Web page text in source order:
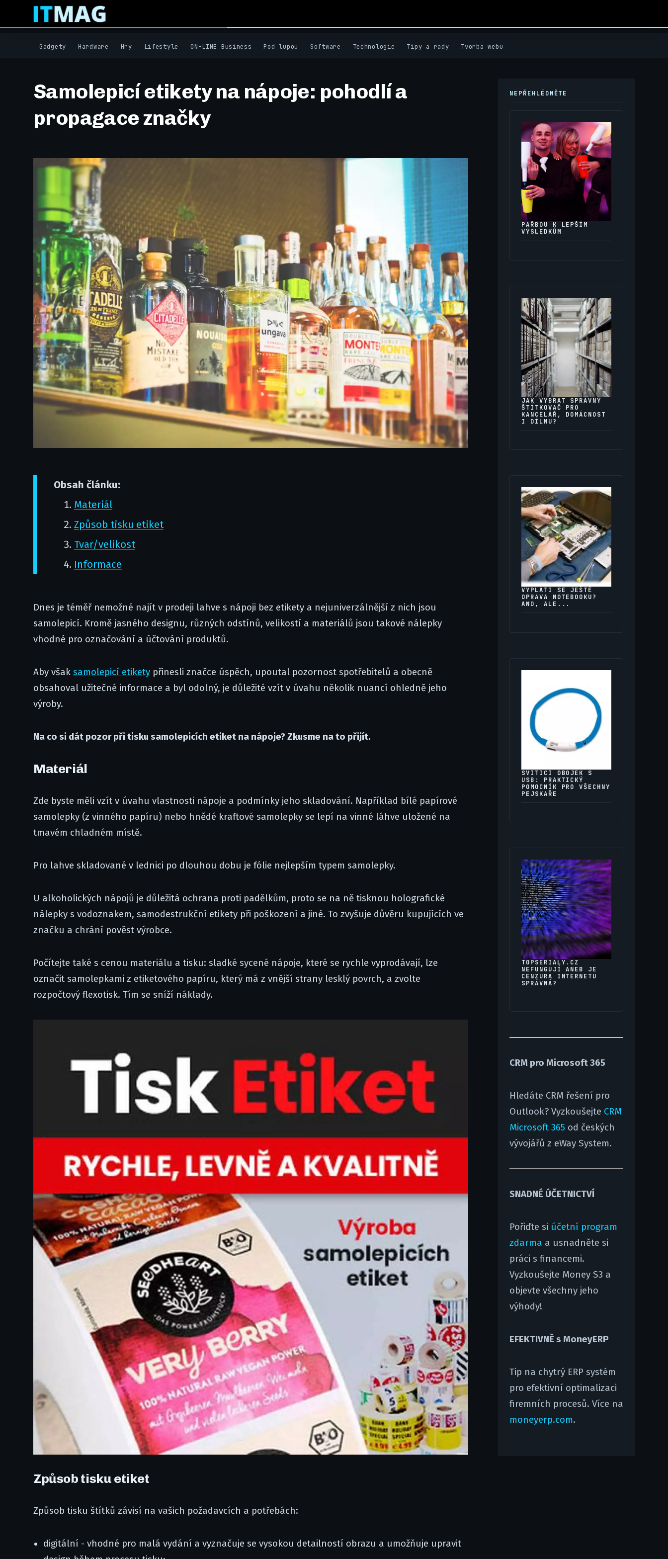
Gadgety Hardware Hry Lifestyle ON-LINE Business Pod lupou Software Technologie Tipy a rady Tvorba webu
Samolepicí etikety na nápoje: pohodlí a
propagace značky
Obsah článku:
Materiál
Způsob tisku etiket
Tvar/velikost
Informace
Dnes je téměř nemožné najít v prodeji lahve s nápoji bez etikety a nejuniverzálnější z nich jsou
samolepicí. Kromě jasného designu, různých odstínů, velikostí a materiálů jsou takové nálepky
vhodné pro označování a účtování produktů.
Aby však samolepicí etikety přinesli značce úspěch, upoutal pozornost spotřebitelů a obecně
obsahoval užitečné informace a byl odolný, je důležité vzít v úvahu několik nuancí ohledně jeho
výroby.
Na co si dát pozor při tisku samolepicích etiket na nápoje? Zkusme na to přijít.
Materiál
Zde byste měli vzít v úvahu vlastnosti nápoje a podmínky jeho skladování. Například bílé papírové
samolepky (z vinného papíru) nebo hnědé kraftové samolepky se lepí na vinné láhve uložené na
tmavém chladném místě.
Pro lahve skladované v lednici po dlouhou dobu je fólie nejlepším typem samolepky.
U alkoholických nápojů je důležitá ochrana proti padělkům, proto se na ně tisknou holografické
nálepky s vodoznakem, samodestrukční etikety při poškození a jiné. To zvyšuje důvěru kupujících ve
značku a chrání pověst výrobce.
Počítejte také s cenou materiálu a tisku: sladké sycené nápoje, které se rychle vyprodávají, lze
označit samolepkami z etiketového papíru, který má z vnější strany lesklý povrch, a zvolte
rozpočtový flexotisk. Tím se sníží náklady.
Způsob tisku etiket
Způsob tisku štítků závisí na vašich požadavcích a potřebách:
digitální - vhodné pro malá vydání a vyznačuje se vysokou detailností obrazu a umožňuje upravit
NEPŘEHLÉDNĚTE
PAŘBOU K LEPŠÍM
VÝSLEDKŮM
JAK VYBRAT SPRÁVNÝ
ŠTÍTKOVAČ PRO
KANCELÁŘ, DOMÁCNOST
I DÍLNU?
VYPLATÍ SE JEŠTĚ
OPRAVA NOTEBOOKU?
ANO, ALE...
SVÍTÍCÍ OBOJEK S
USB: PRAKTICKÝ
POMOCNÍK PRO VŠECHNY
PEJSKAŘE
TOPSERIALY.CZ
NEFUNGUJÍ ANEB JE
CENZURA INTERNETU
SPRÁVNÁ?
CRM pro Microsoft 365
Hledáte CRM řešení pro
Outlook? Vyzkoušejte CRM
Microsoft 365 od českých
vývojářů z eWay System.
SNADNÉ ÚČETNICTVÍ
Pořiďte si účetní program
zdarma a usnadněte si
práci s financemi.
Vyzkoušejte Money S3 a
objevte všechny jeho
výhody!
EFEKTIVNĚ s MoneyERP
Tip na chytrý ERP systém
pro efektivní optimalizaci
firemních procesů. Více na
moneyerp.com.